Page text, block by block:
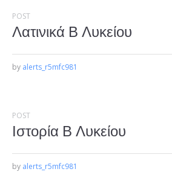
POST
Λατινικά Β Λυκείου
by alerts_r5mfc981
POST
Ιστορία Β Λυκείου
by alerts_r5mfc981